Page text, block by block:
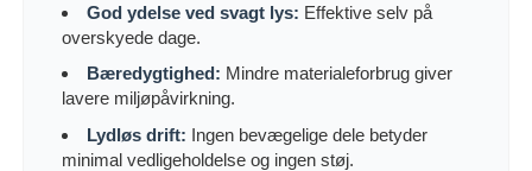
God ydelse ved svagt lys: Effektive selv på
overskyede dage.
Bæredygtighed: Mindre materialeforbrug giver
lavere miljøpåvirkning.
Lydløs drift: Ingen bevægelige dele betyder
minimal vedligeholdelse og ingen støj.